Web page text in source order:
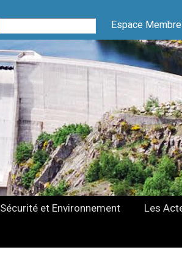
Espace
Sécurité et Environnement Les